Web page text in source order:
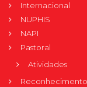
Internacional
NUPHIS
NAPI
Pastoral
Atividades